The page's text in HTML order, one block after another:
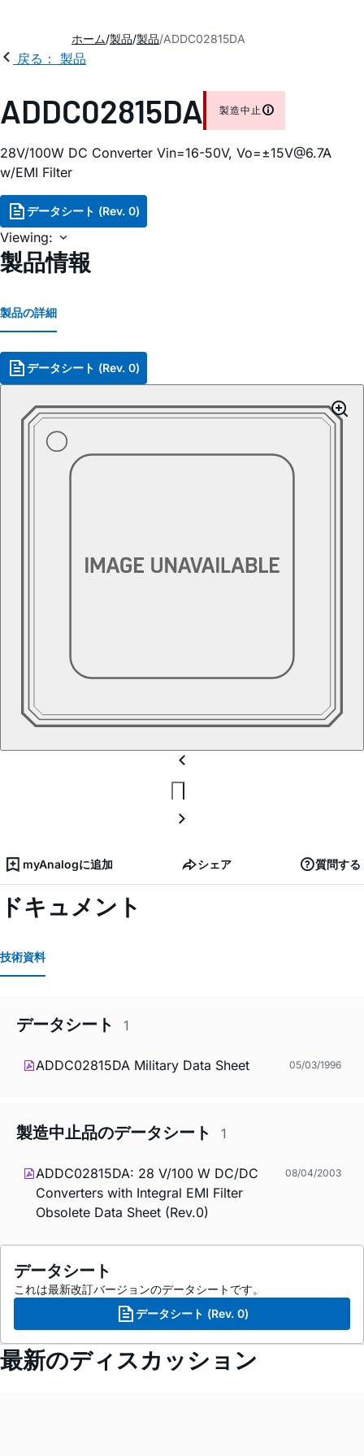
ホーム 製品 製品 ADDC02815DA
戻る： 製品
ADDC02815DA 製造中止
28V/100W DC Converter Vin=16-50V, Vo=±15V@6.7A
w/EMI Filter
データシート (Rev. 0)
Viewing:
製品情報
製品の詳細
データシート (Rev. 0)
myAnalogに追加 シェア 質問する
ドキュメント
技術資料
データシート 1
ADDC02815DA Military Data Sheet 05/03/1996
製造中止品のデータシート 1
ADDC02815DA: 28 V/100 W DC/DC
Converters with Integral EMI Filter
Obsolete Data Sheet (Rev.0)
08/04/2003
データシート
これは最新改訂バージョンのデータシートです。
データシート (Rev. 0)
最新のディスカッション